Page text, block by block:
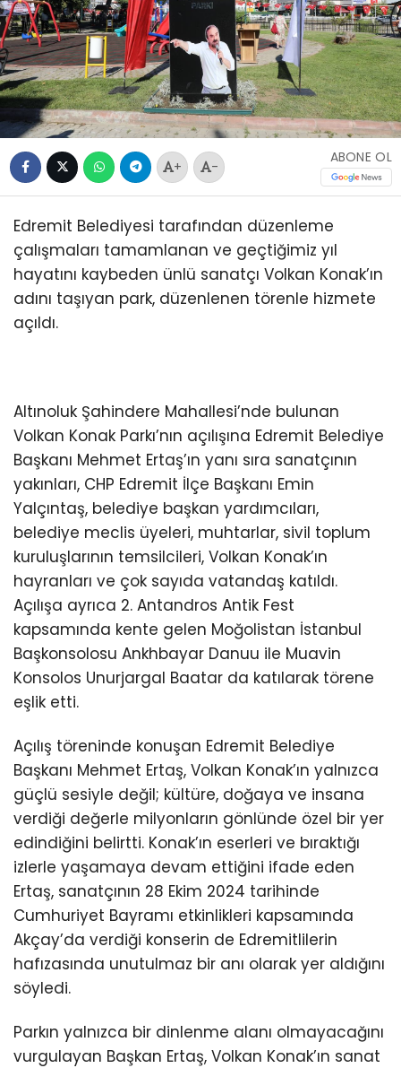
+ -
ABONE OL
Edremit Belediyesi tarafından düzenleme
çalışmaları tamamlanan ve geçtiğimiz yıl
hayatını kaybeden ünlü sanatçı Volkan Konak’ın
adını taşıyan park, düzenlenen törenle hizmete
açıldı.
Altınoluk Şahindere Mahallesi’nde bulunan
Volkan Konak Parkı’nın açılışına Edremit Belediye
Başkanı Mehmet Ertaş’ın yanı sıra sanatçının
yakınları, CHP Edremit İlçe Başkanı Emin
Yalçıntaş, belediye başkan yardımcıları,
belediye meclis üyeleri, muhtarlar, sivil toplum
kuruluşlarının temsilcileri, Volkan Konak’ın
hayranları ve çok sayıda vatandaş katıldı.
Açılışa ayrıca 2. Antandros Antik Fest
kapsamında kente gelen Moğolistan İstanbul
Başkonsolosu Ankhbayar Danuu ile Muavin
Konsolos Unurjargal Baatar da katılarak törene
eşlik etti.
Açılış töreninde konuşan Edremit Belediye
Başkanı Mehmet Ertaş, Volkan Konak’ın yalnızca
güçlü sesiyle değil; kültüre, doğaya ve insana
verdiği değerle milyonların gönlünde özel bir yer
edindiğini belirtti. Konak’ın eserleri ve bıraktığı
izlerle yaşamaya devam ettiğini ifade eden
Ertaş, sanatçının 28 Ekim 2024 tarihinde
Cumhuriyet Bayramı etkinlikleri kapsamında
Akçay’da verdiği konserin de Edremitlilerin
hafızasında unutulmaz bir anı olarak yer aldığını
söyledi.
Parkın yalnızca bir dinlenme alanı olmayacağını
vurgulayan Başkan Ertaş, Volkan Konak’ın sanat